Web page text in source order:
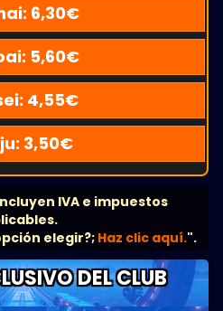
6,30€
5,60€
4,55€
3,50€
IVA e impuestos
elegir?; Haz clic aquí.".
DEL CLUB